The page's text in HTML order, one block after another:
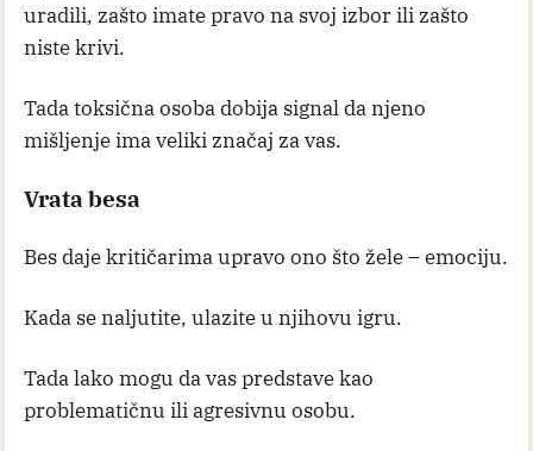
uradili, zašto imate pravo na svoj izbor ili zašto
niste krivi.
Tada toksična osoba dobija signal da njeno
mišljenje ima veliki značaj za vas.
Vrata besa
Bes daje kritičarima upravo ono što žele – emociju.
Kada se naljutite, ulazite u njihovu igru.
Tada lako mogu da vas predstave kao
problematičnu ili agresivnu osobu.